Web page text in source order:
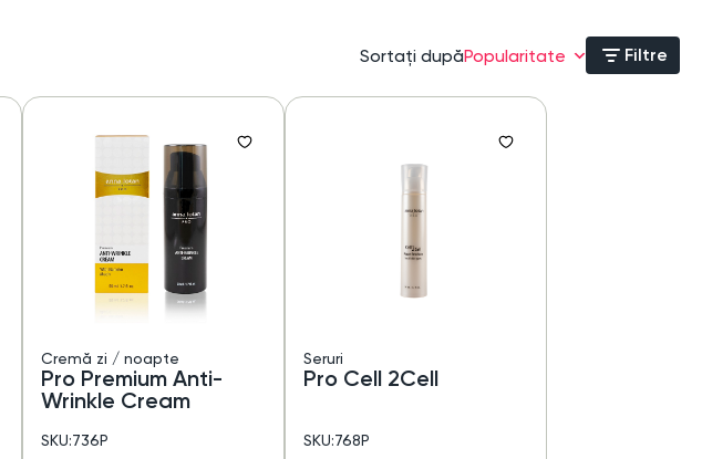
Sortați dupăPopularitate Filtre
Cremă zi / noapte
Pro Premium Anti-
Wrinkle Cream
SKU:736P
Seruri
Pro Cell 2Cell
SKU:768P